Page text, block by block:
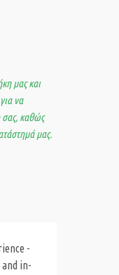
μας και
να
σας, καθώς
μας.
-
and in-